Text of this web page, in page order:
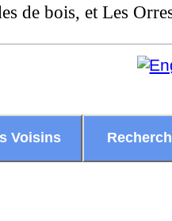
de bois, et Les
Voisins